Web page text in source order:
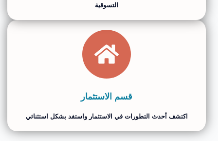
قسم الاستثمار
اكتشف أحدث التطورات في الاستثمار واستفد بشكل استثنائي
التسوقية